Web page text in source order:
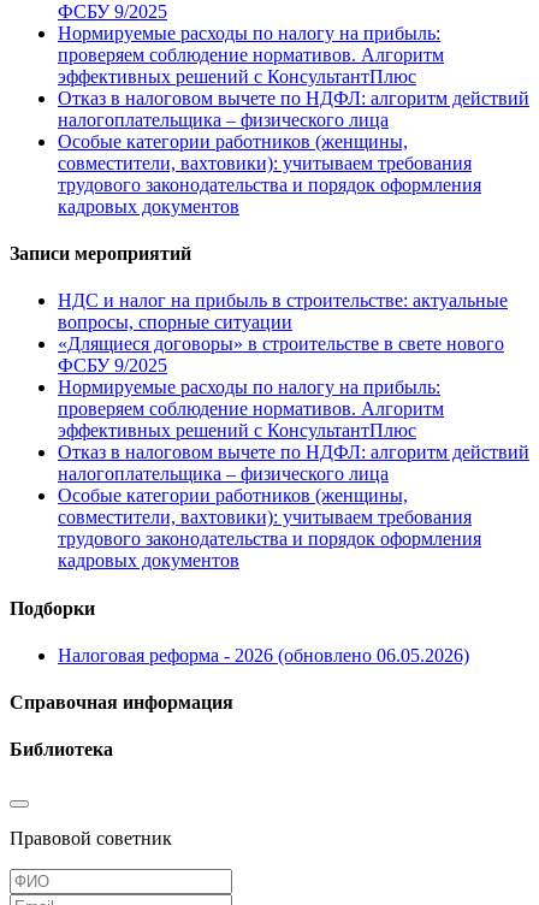
ФСБУ 9/2025
Нормируемые расходы по налогу на прибыль:
проверяем соблюдение нормативов. Алгоритм
эффективных решений с КонсультантПлюс
Отказ в налоговом вычете по НДФЛ: алгоритм действий
налогоплательщика – физического лица
Особые категории работников (женщины,
совместители, вахтовики): учитываем требования
трудового законодательства и порядок оформления
кадровых документов
Записи мероприятий
НДС и налог на прибыль в строительстве: актуальные
вопросы, спорные ситуации
«Длящиеся договоры» в строительстве в свете нового
ФСБУ 9/2025
Нормируемые расходы по налогу на прибыль:
проверяем соблюдение нормативов. Алгоритм
эффективных решений с КонсультантПлюс
Отказ в налоговом вычете по НДФЛ: алгоритм действий
налогоплательщика – физического лица
Особые категории работников (женщины,
совместители, вахтовики): учитываем требования
трудового законодательства и порядок оформления
кадровых документов
Подборки
Налоговая реформа - 2026 (обновлено 06.05.2026)
Справочная информация
Библиотека
Правовой советник